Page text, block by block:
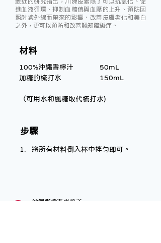
進血液循環、抑制血糖值與血壓的上升、預防因
照射紫外線而帶來的影響、改善皮膚老化和美白
之外，更可以預防和改善認知障礙症。
材料
100%沖繩香檸汁 		50mL
加糖的梳打水 		150mL
（可用水和楓糖取代梳打水)
步驟
將所有材料倒入杯中拌勻即可。
沖繩縣香港事務所